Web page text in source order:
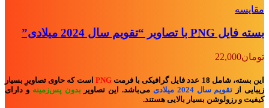
مقايسه
بسته فایل PNG با تصاویر “تقویم سال 2024 میلادی”
تومان22,000
این بسته، شامل 18 عدد فایل گرافیکی با فرمت PNG است که حاوی تصاویرِ بسیار
زیبایی از تقویم سال 2024 میلادی می‌باشد. این تصاویر بدون پس‌زمینه و دارای
کیفیت و رزولوشن بسیار بالایی هستند.